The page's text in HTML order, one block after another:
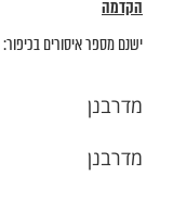
עוד תוכן
שלנו
ביום הכיפורם